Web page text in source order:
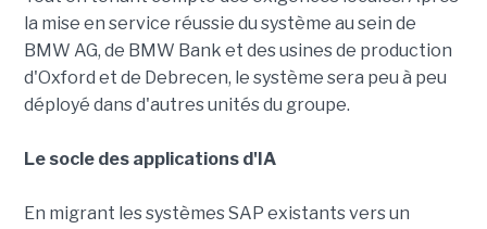
la mise en service réussie du système au sein de
BMW AG, de BMW Bank et des usines de production
d'Oxford et de Debrecen, le système sera peu à peu
déployé dans d'autres unités du groupe.
Le socle des applications d'IA
En migrant les systèmes SAP existants vers un